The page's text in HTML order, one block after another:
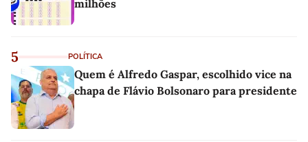
milhões
5 POLÍTICA
Quem é Alfredo Gaspar, escolhido vice na
chapa de Flávio Bolsonaro para presidente